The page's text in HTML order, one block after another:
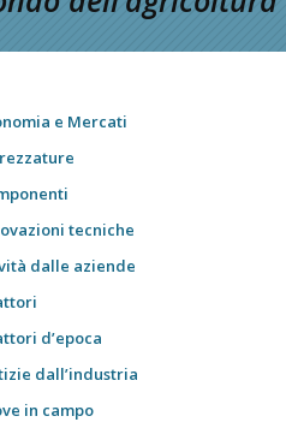
e Mercati
tecniche
dalle aziende
d’epoca
dall’industria
in campo